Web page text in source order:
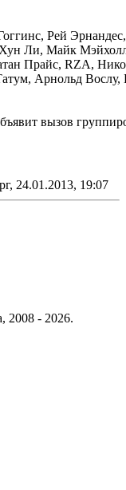
Рей
Ли, Майк
Прайс, RZA,
Арнольд
вызов
24.01.2013, 19:07
2008 - 2026.